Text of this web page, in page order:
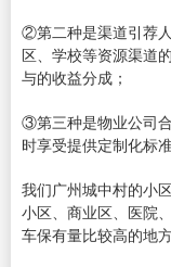
②第二种是渠道引荐
区、学校等资源渠道
与的收益分成；
③第三种是物业公司
时享受提供定制化标
我们广州城中村的小
小区、商业区、医院
车保有量比较高的地